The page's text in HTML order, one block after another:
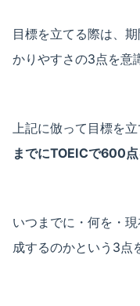
目標を立てる際は、
かりやすさの3点を意
上記に倣って目標を
までにTOEICで600点
いつまでに・何を・
成するのかという3点